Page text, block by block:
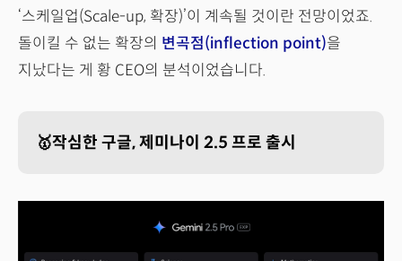
‘스케일업(Scale-up, 확장)’이 계속될 것이란 전망이었죠.
돌이킬 수 없는 확장의 변곡점(inflection point)을
지났다는 게 황 CEO의 분석이었습니다.
🥇작심한 구글, 제미나이 2.5 프로 출시